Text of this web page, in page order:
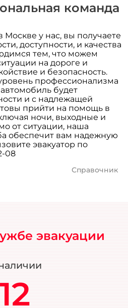
команда
Москве у нас, вы получаете
доступности, и качества
тем, что можем
на дороге и
и безопасность.
профессионализма
будет
и с надлежащей
прийти на помощь в
ночи, выходные и
от ситуации, наша
обеспечит вам надежную
эвакуатор по
08
Справочник
эвакуации
12